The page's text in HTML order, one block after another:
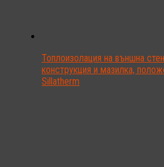
Топлоизолация на външна
конструкция и мазилка,
Sillatherm